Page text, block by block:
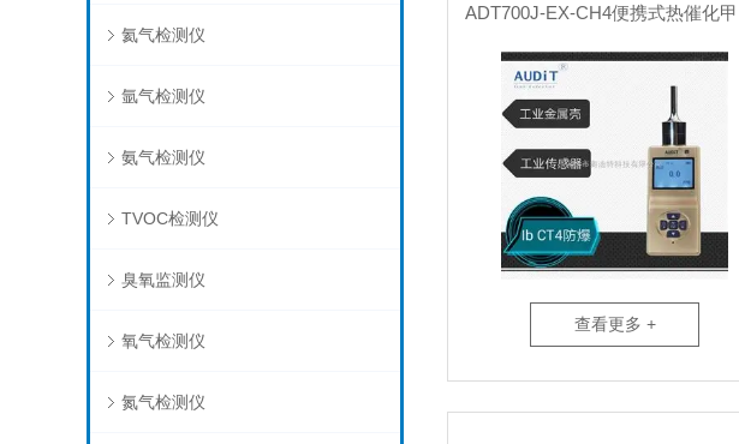
氦气检测仪
氩气检测仪
氨气检测仪
TVOC检测仪
臭氧监测仪
氧气检测仪
氮气检测仪
查看更多 +